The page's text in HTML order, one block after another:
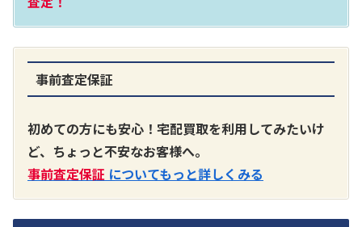
A3300 真空管プリアンプ
買取価格：お問合せください
SONY
事前査定保証
初めての方にも安心！宅配買取を利用してみたいけ
ど、ちょっと不安なお客様へ。
事前査定保証 についてもっと詳しくみる